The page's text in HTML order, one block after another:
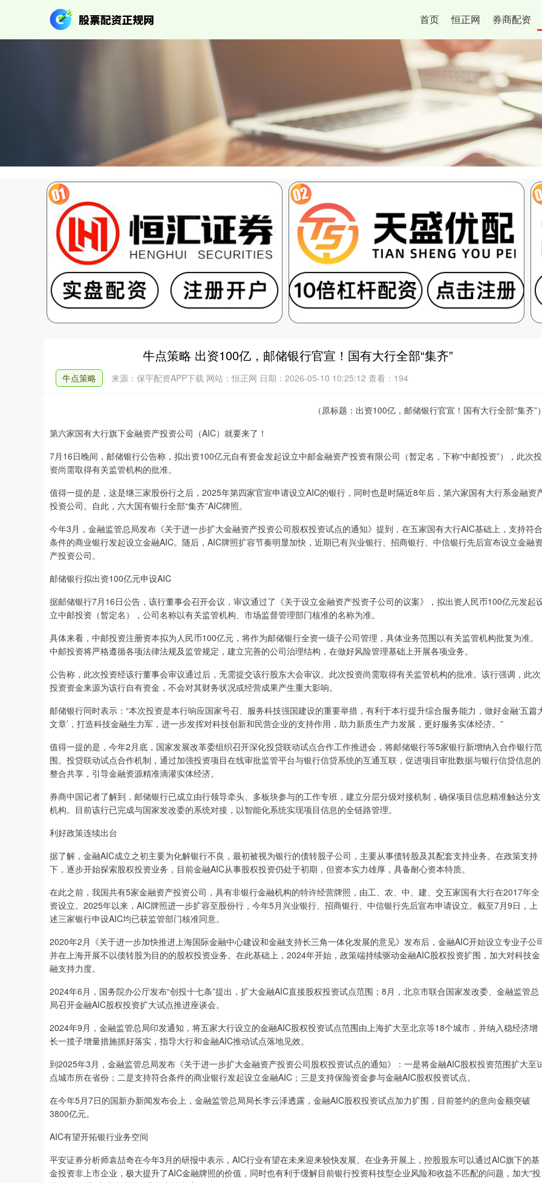
首页 恒正网 券商配资
牛点策略 出资100亿，邮储银行官宣！国有大行全部“集齐”
牛点策略 来源：保宇配资APP下载 网站：恒正网 日期：2026-05-10 10:25:12 查看：194
（原标题：出资100亿，邮储银行官宣！国有大行全部“集齐”
第六家国有大行旗下金融资产投资公司（AIC）就要来了！
7月16日晚间，邮储银行公告称，拟出资100亿元自有资金发起设立中邮金融资产投资有限公司（暂定名，下称“中邮投资”），此次投
资尚需取得有关监管机构的批准。
值得一提的是，这是继三家股份行之后，2025年第四家官宣申请设立AIC的银行，同时也是时隔近8年后，第六家国有大行系金融资
投资公司。自此，六大国有银行全部“集齐”AIC牌照。
今年3月，金融监管总局发布《关于进一步扩大金融资产投资公司股权投资试点的通知》提到，在五家国有大行AIC基础上，支持符合
条件的商业银行发起设立金融AIC。随后，AIC牌照扩容节奏明显加快，近期已有兴业银行、招商银行、中信银行先后宣布设立金融
产投资公司。
邮储银行拟出资100亿元申设AIC
据邮储银行7月16日公告，该行董事会召开会议，审议通过了《关于设立金融资产投资子公司的议案》，拟出资人民币100亿元发起
立中邮投资（暂定名），公司名称以有关监管机构、市场监督管理部门核准的名称为准。
具体来看，中邮投资注册资本拟为人民币100亿元，将作为邮储银行全资一级子公司管理，具体业务范围以有关监管机构批复为准。
中邮投资将严格遵循各项法律法规及监管规定，建立完善的公司治理结构，在做好风险管理基础上开展各项业务。
公告称，此次投资经该行董事会审议通过后，无需提交该行股东大会审议。此次投资尚需取得有关监管机构的批准。该行强调，此次
投资资金来源为该行自有资金，不会对其财务状况或经营成果产生重大影响。
邮储银行同时表示：“本次投资是本行响应国家号召、服务科技强国建设的重要举措，有利于本行提升综合服务能力，做好金融‘五篇
文章’，打造科技金融生力军，进一步发挥对科技创新和民营企业的支持作用，助力新质生产力发展，更好服务实体经济。”
值得一提的是，今年2月底，国家发展改革委组织召开深化投贷联动试点合作工作推进会，将邮储银行等5家银行新增纳入合作银行范
围。投贷联动试点合作机制，通过加强投资项目在线审批监管平台与银行信贷系统的互通互联，促进项目审批数据与银行信贷信息的
整合共享，引导金融资源精准滴灌实体经济。
券商中国记者了解到，邮储银行已成立由行领导牵头、多板块参与的工作专班，建立分层分级对接机制，确保项目信息精准触达分支
机构。目前该行已完成与国家发改委的系统对接，以智能化系统实现项目信息的全链路管理。
利好政策连续出台
据了解，金融AIC成立之初主要为化解银行不良，最初被视为银行的债转股子公司，主要从事债转股及其配套支持业务。在政策支持
下，逐步开始探索股权投资业务，目前金融AIC从事股权投资仍处于初期，但资本实力雄厚，具备耐心资本特质。
在此之前，我国共有5家金融资产投资公司，具有非银行金融机构的特许经营牌照，由工、农、中、建、交五家国有大行在2017年全
资设立。2025年以来，AIC牌照进一步扩容至股份行，今年5月兴业银行、招商银行、中信银行先后宣布申请设立。截至7月9日，上
述三家银行申设AIC均已获监管部门核准同意。
2020年2月《关于进一步加快推进上海国际金融中心建设和金融支持长三角一体化发展的意见》发布后，金融AIC开始设立专业子公
并在上海开展不以债转股为目的的股权投资业务。在此基础上，2024年开始，政策端持续驱动金融AIC股权投资扩围，加大对科技金
融支持力度。
2024年6月，国务院办公厅发布“创投十七条”提出，扩大金融AIC直接股权投资试点范围；8月，北京市联合国家发改委、金融监管总
局召开金融AIC股权投资扩大试点推进座谈会。
2024年9月，金融监管总局印发通知，将五家大行设立的金融AIC股权投资试点范围由上海扩大至北京等18个城市，并纳入稳经济增
长一揽子增量措施抓好落实，指导大行和金融AIC推动试点落地见效。
到2025年3月，金融监管总局发布《关于进一步扩大金融资产投资公司股权投资试点的通知》：一是将金融AIC股权投资范围扩大至
点城市所在省份；二是支持符合条件的商业银行发起设立金融AIC；三是支持保险资金参与金融AIC股权投资试点。
在今年5月7日的国新办新闻发布会上，金融监管总局局长李云泽透露，金融AIC股权投资试点加力扩围，目前签约的意向金额突破
3800亿元。
AIC有望开拓银行业务空间
平安证券分析师袁喆奇在今年3月的研报中表示，AIC行业有望在未来迎来较快发展。在业务开展上，控股股东可以通过AIC旗下的基
金投资非上市企业，极大提升了AIC金融牌照的价值，同时也有利于缓解目前银行投资科技型企业风险和收益不匹配的问题，加大“投